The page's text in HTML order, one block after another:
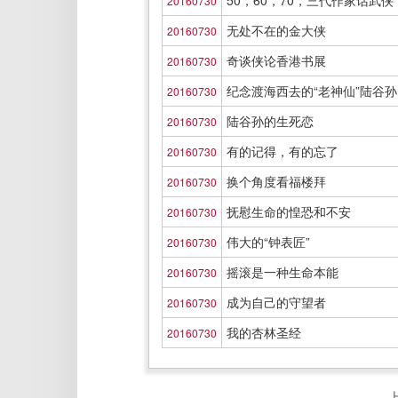
20160730 无处不在的金大侠
20160730 奇谈侠论香港书展
20160730 纪念渡海西去的“老神仙”陆谷孙
20160730 陆谷孙的生死恋
20160730 有的记得，有的忘了
20160730 换个角度看福楼拜
20160730 抚慰生命的惶恐和不安
20160730 伟大的“钟表匠”
20160730 摇滚是一种生命本能
20160730 成为自己的守望者
20160730 我的杏林圣经